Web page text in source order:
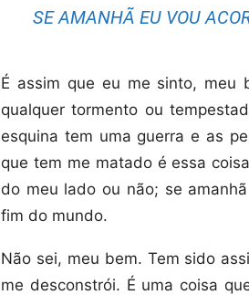
SE AMANHÃ EU VOU
É assim que eu me sinto, meu
qualquer tormento ou
esquina tem uma guerra e as
que tem me matado é essa
do meu lado ou não; se
fim do mundo.
Não sei, meu bem. Tem sido
me desconstrói. É uma coisa